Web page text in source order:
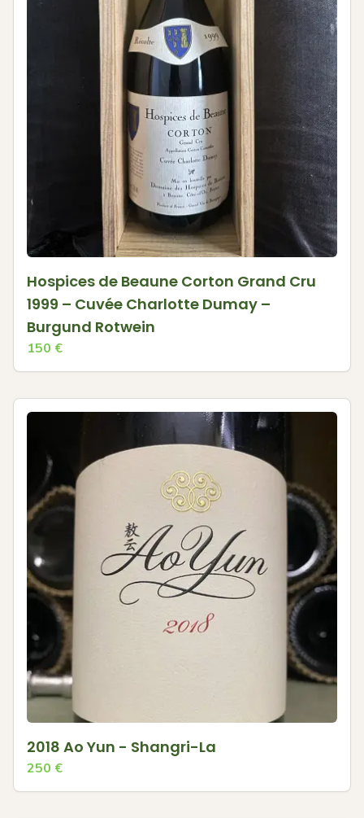
Hospices de Beaune Corton Grand Cru
1999 – Cuvée Charlotte Dumay –
Burgund Rotwein
150 €
2018 Ao Yun - Shangri-La
250 €